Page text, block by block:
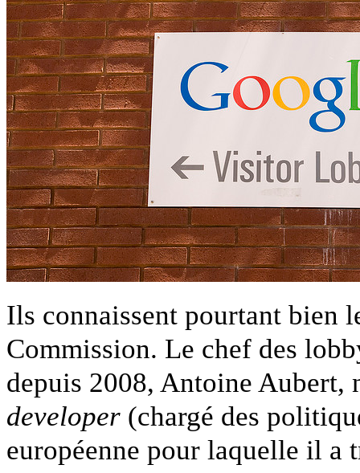
Ils connaissent pourtant bien
Commission. Le chef des
depuis 2008, Antoine Aubert,
developer (chargé des
européenne pour laquelle il a